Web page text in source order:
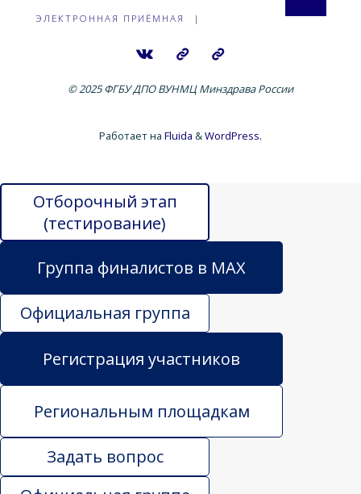
ЭЛЕКТРОННАЯ ПРИЁМНАЯ |
© 2025 ФГБУ ДПО ВУНМЦ Минздрава России
Работает на Fluida &WordPress.
Отборочный этап
(тестирование)
Группа финалистов в MAX
Официальная группа
Регистрация участников
Региональным площадкам
Задать вопрос